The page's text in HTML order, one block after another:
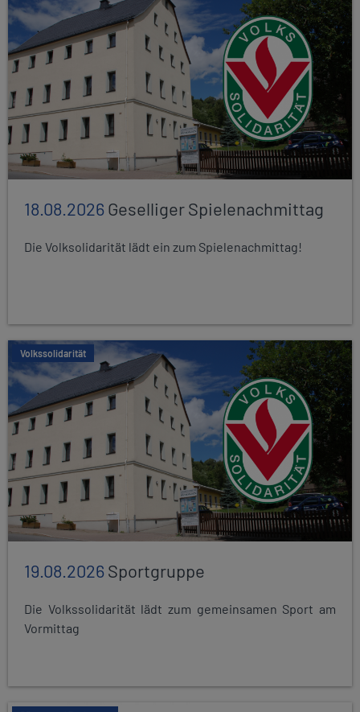
18.08.2026Geselliger Spielenachmittag
Die Volksolidarität lädt ein zum Spielenachmittag!
Volkssolidarität
19.08.2026Sportgruppe
Die Volkssolidarität lädt zum gemeinsamen Sport am
Vormittag